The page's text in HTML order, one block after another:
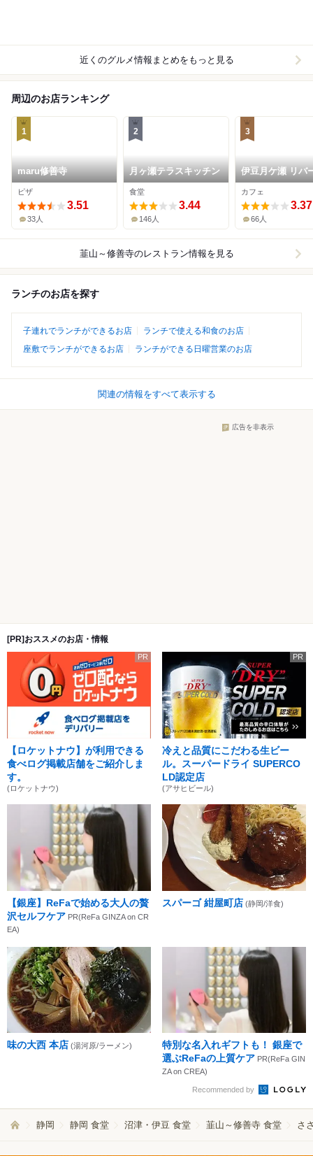
近くのグルメ情報まとめをもっと見る
周辺のお店ランキング
1
maru修善寺
ピザ
3.51
33人
2
月ヶ瀬テラスキッチン
食堂
3.44
146人
3
伊豆月ケ瀬 リバ
イドスタンド
カフェ
3.37
66人
韮山～修善寺のレストラン情報を見る
ランチのお店を探す
子連れでランチができるお店
ランチで使える和食のお店
座敷でランチができるお店
ランチができる日曜営業のお店
関連の情報をすべて表示する
広告を非表示
[PR]おススメのお店・情報
PR
【ロケットナウ】が利用できる
食べログ掲載店舗をご紹介しま
す。
(ロケットナウ)
PR
冷えと品質にこだわる生ビー
ル。スーパードライ SUPERCO
LD認定店
(アサヒビール)
【銀座】ReFaで始める大人の贅
沢セルフケア PR(ReFa GINZA on CR
EA)
スパーゴ 紺屋町店 (静岡/洋食)
味の大西 本店 (湯河原/ラーメン)
特別な名入れギフトも！ 銀座で
選ぶReFaの上質ケア PR(ReFa GIN
ZA on CREA)
Recommended by
静岡 静岡 食堂 沼津・伊豆 食堂 韮山～修善寺 食堂 さ